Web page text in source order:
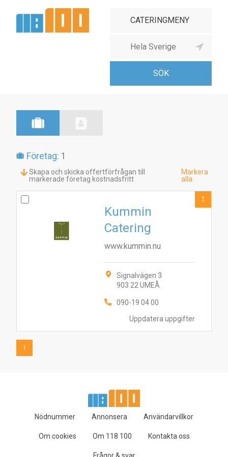
Företag: 1
Skapa och skicka offertförfrågan till
markerade företag kostnadsfritt
Markera
alla
Uppdatera uppgifter
Kummin
Catering
www.kummin.nu
Signalvägen 3
903 22 UMEÅ
090-19 04 00
1
1
Nödnummer Annonsera Användarvillkor
Om cookies Om 118 100 Kontakta oss